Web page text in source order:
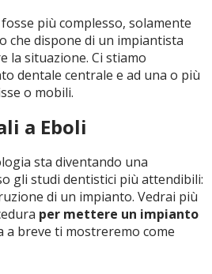
più complesso, solamente
che dispone di un impiantista
la situazione. Ci stiamo
dentale centrale e ad una o più
o mobili.
a Eboli
sta diventando una
gli studi dentistici più attendibili:
di un impianto. Vedrai più
per mettere un impianto
a breve ti mostreremo come